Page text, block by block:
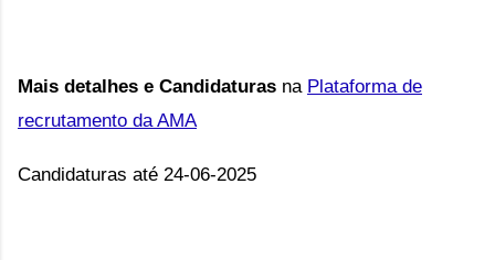
Mais detalhes e Candidaturas na Plataforma de
recrutamento da AMA
Candidaturas até 24-06-2025